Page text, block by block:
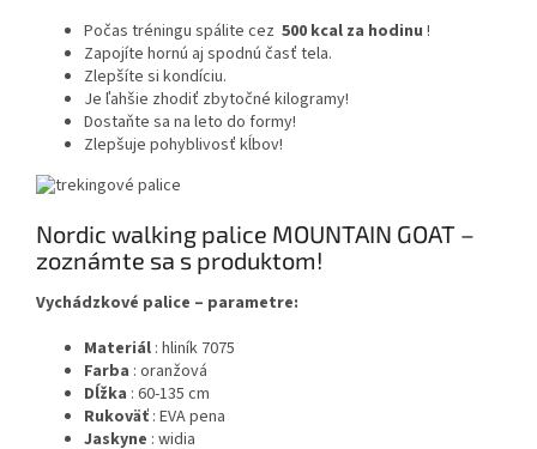
Počas tréningu spálite cez 500 kcal za hodinu !
Zapojíte hornú aj spodnú časť tela.
Zlepšíte si kondíciu.
Je ľahšie zhodiť zbytočné kilogramy!
Dostaňte sa na leto do formy!
Zlepšuje pohyblivosť kĺbov!
Nordic walking palice MOUNTAIN GOAT –
zoznámte sa s produktom!
Vychádzkové palice – parametre:
Materiál : hliník 7075
Farba : oranžová
Dĺžka : 60-135 cm
Rukoväť : EVA pena
Jaskyne : widia